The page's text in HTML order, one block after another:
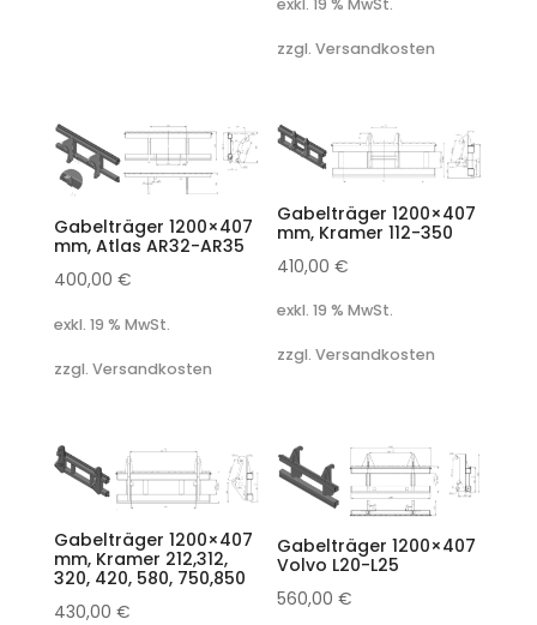
zzgl. Versandkosten
Gabelträger 1200×407
mm, Atlas AR32-AR35
400,00 €
exkl. 19 % MwSt.
zzgl. Versandkosten
Gabelträger 1200×407
mm, Kramer 112-350
410,00€
exkl. 19 % MwSt.
zzgl. Versandkosten
Gabelträger 1200×407
mm, Kramer 212,312,
320, 420, 580, 750,850
430,00 €
Gabelträger 1200×407
Volvo L20-L25
560,00€